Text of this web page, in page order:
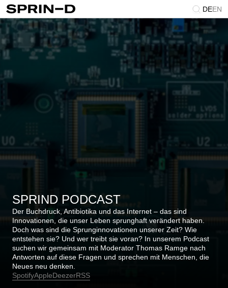
DEEN
SPRIND PODCAST
Der Buchdruck, Antibiotika und das Internet – das sind
Innovationen, die unser Leben sprunghaft verändert haben.
Doch was sind die Sprunginnovationen unserer Zeit? Wie
entstehen sie? Und wer treibt sie voran? In unserem Podcast
suchen wir gemeinsam mit Moderator Thomas Ramge nach
Antworten auf diese Fragen und sprechen mit Menschen, die
Neues neu denken.
SpotifyAppleDeezerRSS